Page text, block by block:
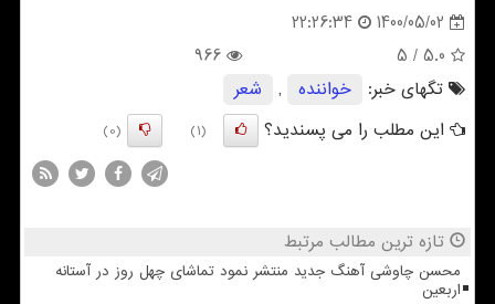
1400/05/02
22:26:34
5.0
/ 5
966
تگهای خبر:
خواننده ,
شعر
این مطلب را می پسندید؟
(1)
(0)
تازه ترین مطالب مرتبط
محسن چاوشی آهنگ جدید منتشر نمود تماشای چهل روز در آستانه
اربعین